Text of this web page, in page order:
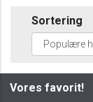
Sortering
Vores favorit!